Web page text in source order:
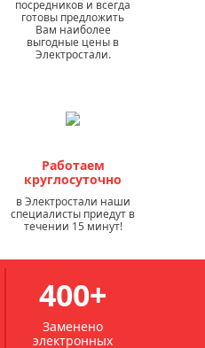
посредников и всегда
готовы предложить
Вам наиболее
выгодные цены в
Электростали.
Работаем
круглосуточно
в Электростали наши
специалисты приедут в
течении 15 минут!
400+
Заменено
электронных